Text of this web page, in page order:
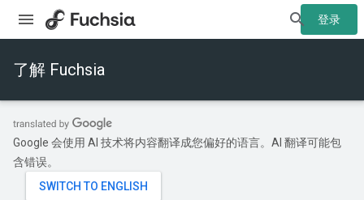
登录
了解 Fuchsia
Google 会使用 AI 技术将内容翻译成您偏好的语言。AI 翻译可能包
含错误。